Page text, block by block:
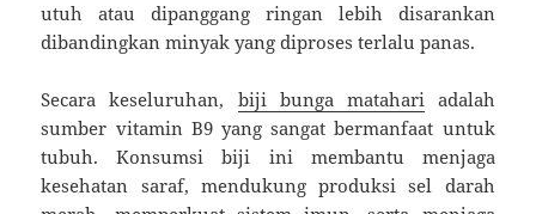
utuh atau dipanggang ringan lebih disarankan
dibandingkan minyak yang diproses terlalu panas.
Secara keseluruhan, biji bunga matahariadalah
sumber vitamin B9 yang sangat bermanfaat untuk
tubuh. Konsumsi biji ini membantu menjaga
kesehatan saraf, mendukung produksi sel darah